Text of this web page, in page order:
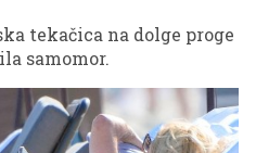
tekačica na dolge proge
samomor.